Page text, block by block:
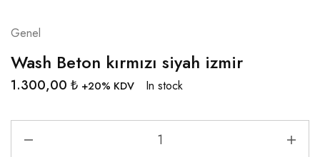
Genel
Wash Beton kırmızı siyah izmir
1.300,00 ₺ +20% KDV In stock